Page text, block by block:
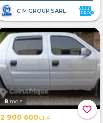
C M GROUP SARL
favorite_border
8 mois
2 900 000CFA